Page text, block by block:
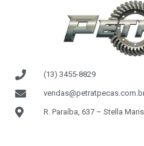
(13) 3455-8829
R. Paraíba, 637 – Stella